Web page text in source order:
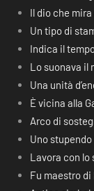
Il dio che
Un tipo di
Indica il
Lo suonava il
Una unità
È vicina alla
Arco di
Uno
Lavora con lo
Fu maestro di